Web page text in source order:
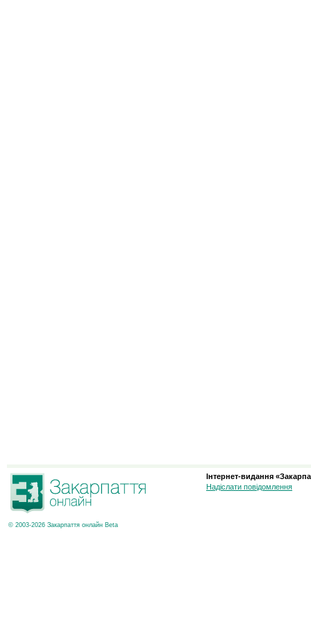
© 2003-2026 Закарпаття онлайн Beta
Інтернет-видання
Надіслати повідомлення